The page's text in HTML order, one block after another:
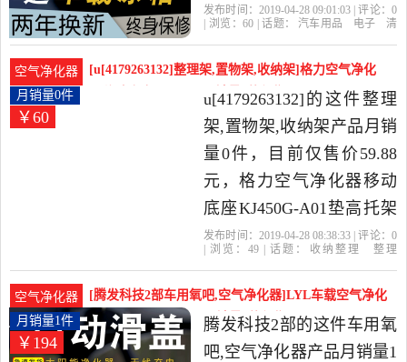
氧吧除甲醛烟味PM2.5是
汽车用品,电子,清洗,改装当
中性价比很高的车用氧吧,
空气净化器，由浙江 温州
发货。
发布时间：2019-04-28 09:01:03 | 评论： 0
| 浏览：60 | 话题： 汽车用品 电子
清
空气净化器
[u[4179263132]整理架,置物架,收纳架]格力空气净化
器移动底座KJ450G-月销量0件仅售59.88元
￥60
月销量0件
u[4179263132]的这件整理
架,置物架,收纳架产品月销
量0件，目前仅售价59.88
元，格力空气净化器移动
底座KJ450G-A01垫高托架
加高脚架防水隔板架子是
收纳整理当中性价比很高
的整理架,置物架,收纳架，
由广东 广州发货。
发布时间：2019-04-28 08:38:33 | 评论： 0
| 浏览： 49 | 话题： 收纳整理
整理
空气净化器
[腾发科技2部车用氧吧,空气净化器]LYL车载空气净化
器全烟味智能负离子月销量1件仅售194.04元
￥194
月销量1件
腾发科技2部的这件车用氧
吧,空气净化器产品月销量1